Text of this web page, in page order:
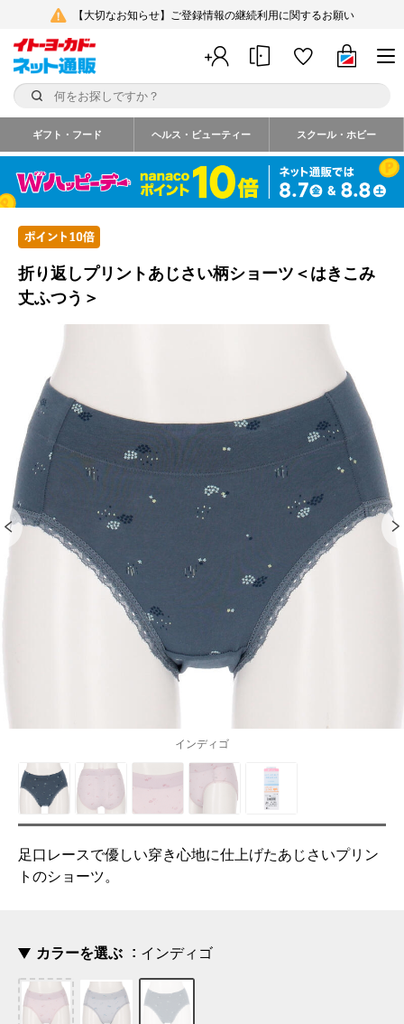
【大切なお知らせ】ご登録情報の継続利用に関するお願い
ギフト・フード ヘルス・ビューティー スクール・ホビー
折り返しプリントあじさい柄ショーツ＜はきこみ
丈ふつう＞
インディゴ
足口レースで優しい穿き心地に仕上げたあじさいプリン
トのショーツ。
カラーを選ぶ インディゴ